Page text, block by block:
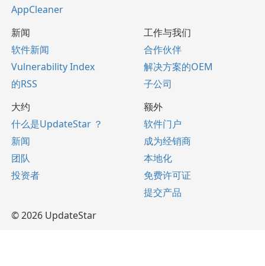
AppCleaner
新闻
软件新闻
Vulnerability Index
的RSS
工作与我们
合作伙伴
解决方案的OEM
子公司
大约
什么是UpdateStar ？
新闻
团队
投资者
额外
软件门户
成为经销商
本地化
免费许可证
提交产品
© 2026 UpdateStar